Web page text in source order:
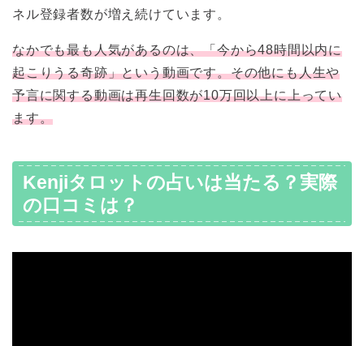
ネル登録者数が増え続けています。
なかでも最も人気があるのは、「今から48時間以内に
起こりうる奇跡」という動画です。その他にも人生や
予言に関する動画は再生回数が10万回以上に上ってい
ます。
Kenjiタロットの占いは当たる？実際
の口コミは？